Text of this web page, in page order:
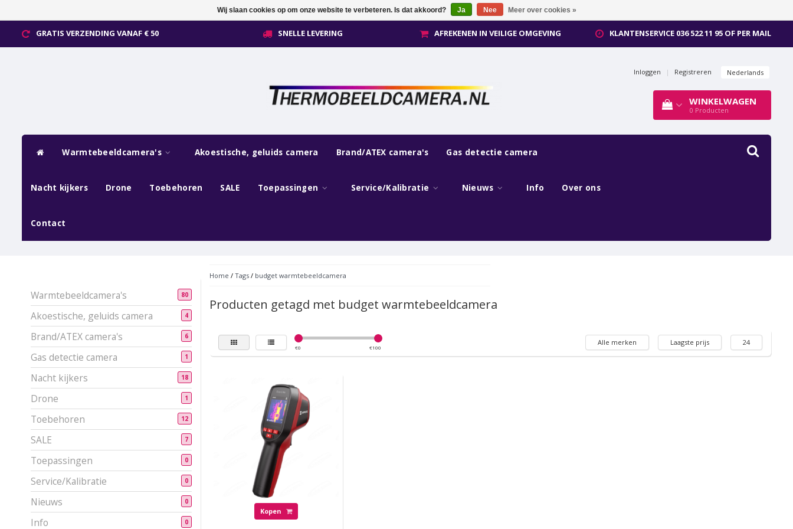
GRATIS VERZENDING VANAF € 50 SNELLE LEVERING AFREKENEN IN VEILIGE OMGEVING KLANTENSERVICE 036 522 11 95 OF PER MAIL
Inloggen | Registreren Nederlands
WINKELWAGEN
0 Producten
Warmtebeeldcamera's Akoestische, geluids camera Brand/ATEX camera's Gas detectie camera
Nacht kijkers Drone Toebehoren SALE Toepassingen Service/Kalibratie Nieuws Info Over ons
Contact
Warmtebeeldcamera's 80
Akoestische, geluids camera 4
Brand/ATEX camera's 6
Gas detectie camera 1
Nacht kijkers 18
Drone 1
Toebehoren 12
SALE 7
Toepassingen 0
Service/Kalibratie 0
Nieuws 0
Info 0
Home / Tags/ budget warmtebeeldcamera
Producten getagd met budget warmtebeeldcamera
€0 €100
Alle merken Laagste prijs 24
Kopen
Wij slaan cookies op om onze website te verbeteren. Is dat akkoord? Ja Nee Meer over cookies »